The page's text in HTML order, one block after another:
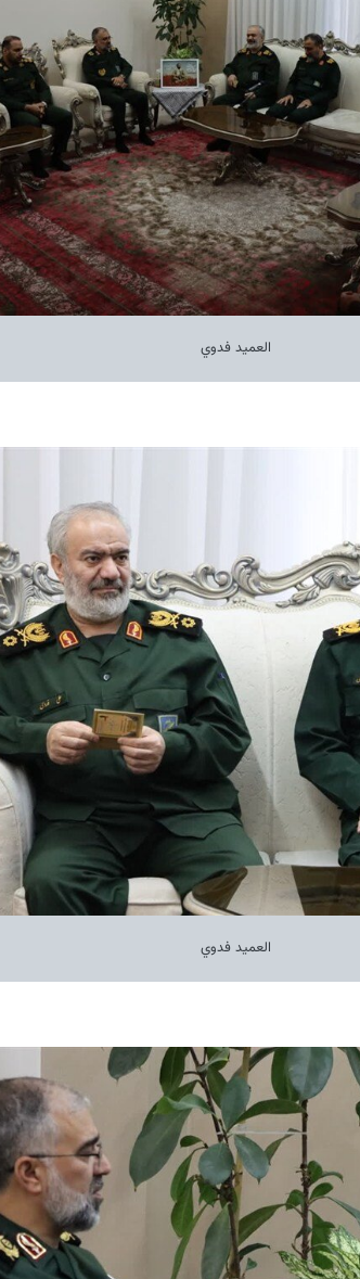
العميد فدوي
العميد فدوي